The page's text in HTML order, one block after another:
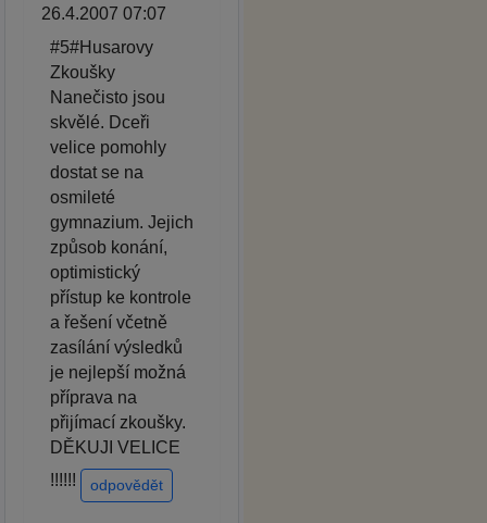
26.4.2007 07:07
#5#Husarovy
Zkoušky
Nanečisto jsou
skvělé. Dceři
velice pomohly
dostat se na
osmileté
gymnazium. Jejich
způsob konání,
optimistický
přístup ke kontrole
a řešení včetně
zasílání výsledků
je nejlepší možná
příprava na
přijímací zkoušky.
DĚKUJI VELICE
!!!!!!
odpovědět